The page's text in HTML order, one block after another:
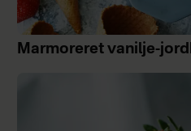
Marmoreret vanilje-